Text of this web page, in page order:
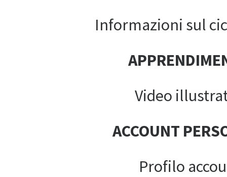
Informazioni sul
Video
ACCOUNT
Profilo